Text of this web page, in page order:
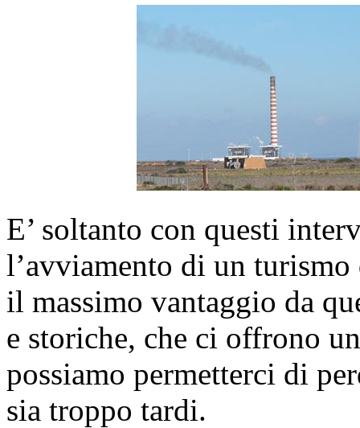
E’ soltanto con questi
l’avviamento di un
il massimo vantaggio da
e storiche, che ci offrono
possiamo permetterci di
sia troppo tardi.